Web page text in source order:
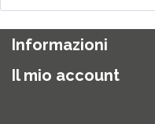
Informazioni
Il mio account